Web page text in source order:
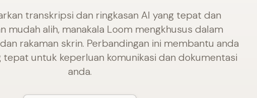
transkripsi dan ringkasan AI yang tepat dan
mudah alih, manakala Loom mengkhusus dalam
rakaman skrin. Perbandingan ini membantu anda
tepat untuk keperluan komunikasi dan dokumentasi
anda.